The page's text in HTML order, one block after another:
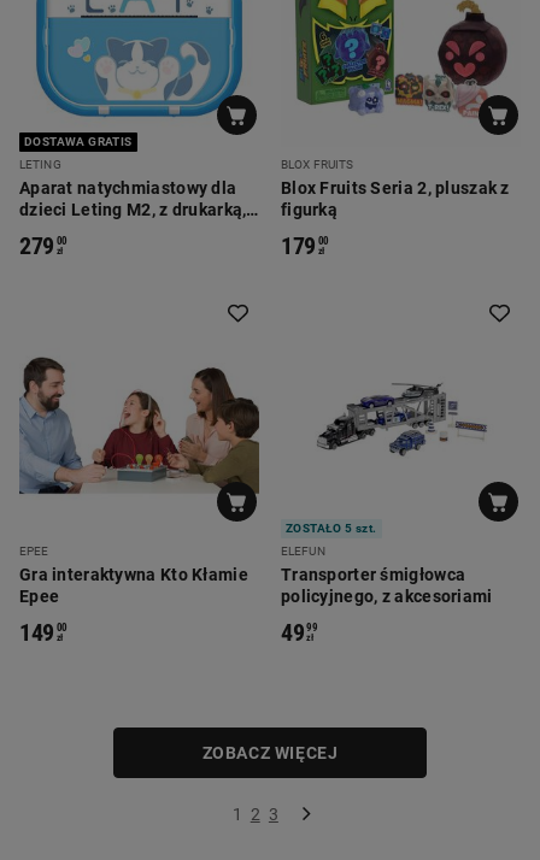
DOSTAWA GRATIS
LETING
Aparat natychmiastowy dla
dzieci Leting M2, z drukarką,
279 00
zł
BLOX FRUITS
Blox Fruits Seria 2, pluszak z
figurką
179 00
zł
EPEE
Gra interaktywna Kto Kłamie
Epee
149 00
zł
ZOSTAŁO 5 szt.
ELEFUN
Transporter śmigłowca
policyjnego, z akcesoriami
4999
zł
ZOBACZ WIĘCEJ
1 2 3